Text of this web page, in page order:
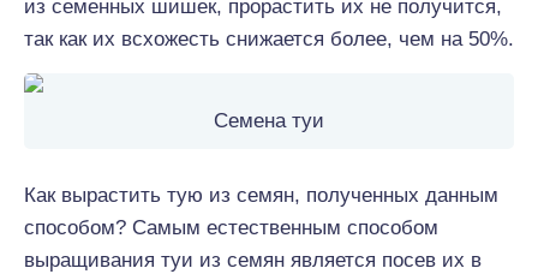
из семенных шишек, прорастить их не получится,
так как их всхожесть снижается более, чем на 50%.
Семена туи
Как вырастить тую из семян, полученных данным
способом? Самым естественным способом
выращивания туи из семян является посев их в